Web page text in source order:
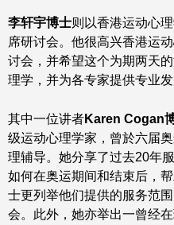
李轩宇博士则以香港运动心
席研讨会。他很高兴香港运
讨会，并希望这个为期两天
理学，并为各专家提供专业发
其中一位讲者Karen Cogan
级运动心理学家，曾於六届
理辅导。她分享了过去20年
如何在奥运期间和结束后，
士更列举他们提供的服务范
会。此外，她亦举出一曾经